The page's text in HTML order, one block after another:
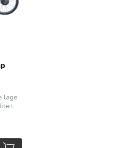
lage